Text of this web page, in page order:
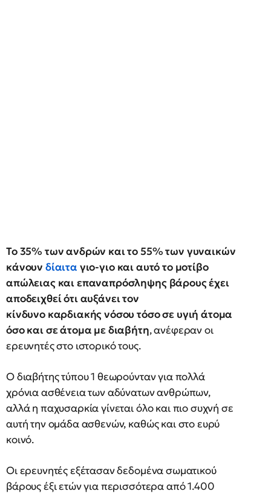
Το 35% των ανδρών και το 55% των γυναικών
κάνουν δίαιτα γιο-γιο και αυτό το μοτίβο
απώλειας και επαναπρόσληψης βάρους έχει
αποδειχθεί ότι αυξάνει τον
κίνδυνο καρδιακής νόσου τόσο σε υγιή άτομα
όσο και σε άτομα με διαβήτη, ανέφεραν οι
ερευνητές στο ιστορικό τους.
Ο διαβήτης τύπου 1 θεωρούνταν για πολλά
χρόνια ασθένεια των αδύνατων ανθρώπων,
αλλά η παχυσαρκία γίνεται όλο και πιο συχνή σε
αυτή την ομάδα ασθενών, καθώς και στο ευρύ
κοινό.
Οι ερευνητές εξέτασαν δεδομένα σωματικού
βάρους έξι ετών για περισσότερα από 1.400